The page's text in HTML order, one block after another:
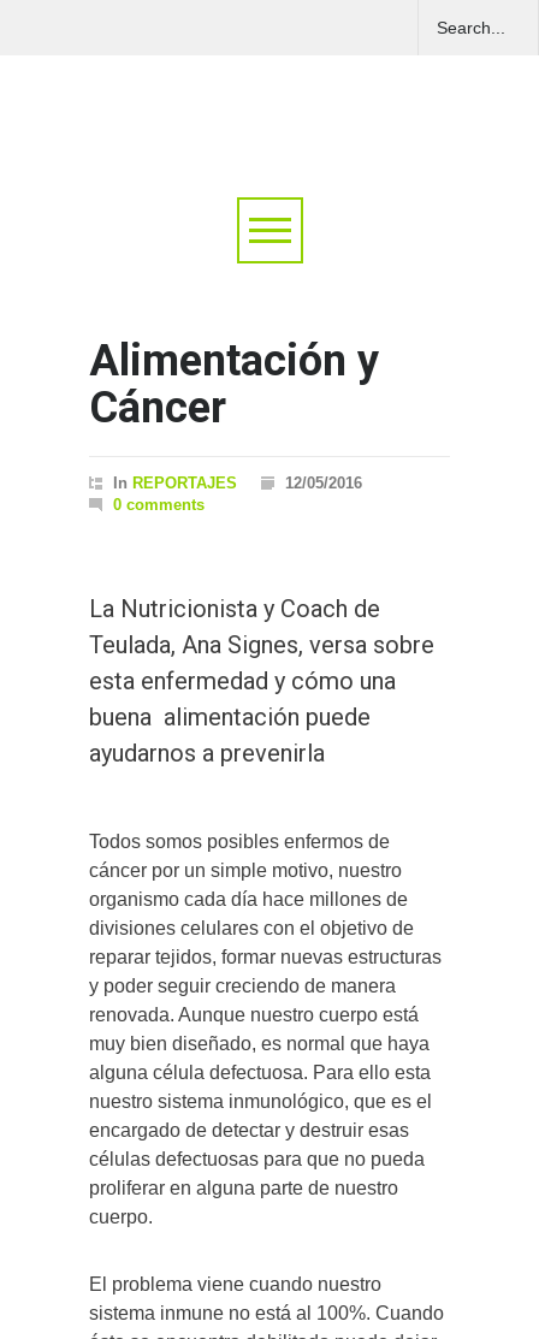
Alimentación y
Cáncer
In REPORTAJES
12/05/2016
0 comments
La Nutricionista y Coach de
Teulada, Ana Signes, versa sobre
esta enfermedad y cómo una
buena alimentación puede
ayudarnos a prevenirla
Todos somos posibles enfermos de
cáncer por un simple motivo, nuestro
organismo cada día hace millones de
divisiones celulares con el objetivo de
reparar tejidos, formar nuevas estructuras
y poder seguir creciendo de manera
renovada. Aunque nuestro cuerpo está
muy bien diseñado, es normal que haya
alguna célula defectuosa. Para ello esta
nuestro sistema inmunológico, que es el
encargado de detectar y destruir esas
células defectuosas para que no pueda
proliferar en alguna parte de nuestro
cuerpo.
El problema viene cuando nuestro
sistema inmune no está al 100%. Cuando